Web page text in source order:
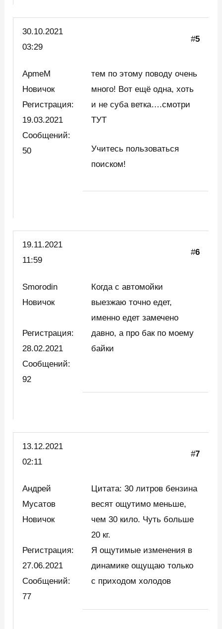
30.10.2021
03:29
#5
ApmeM
Новичок
Регистрация:
19.03.2021
Сообщений:
50
тем по этому поводу очень
много! Вот ещё одна, хоть
и не суба ветка….смотри
ТУТ
Учитесь пользоваться
поиском!
19.11.2021
11:59
#6
Smorodin
Новичок
Регистрация:
28.02.2021
Сообщений:
92
Когда с автомойки
выезжаю точно едет,
именно едет замечено
давно, а про бак по моему
байки
13.12.2021
02:11
#7
Андрей
Мусатов
Новичок
Регистрация:
27.06.2021
Сообщений:
77
Цитата: 30 литров бензина
весят ощутимо меньше,
чем 30 кило. Чуть больше
20 кг.
Я ощутимые изменения в
динамике ощущаю только
с приходом холодов